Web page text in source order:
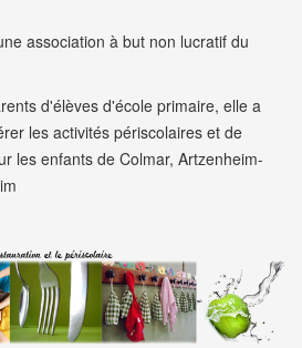
association à but non lucratif du
d'élèves d'école primaire, elle a
les activités périscolaires et de
les enfants de Colmar, Artzenheim-